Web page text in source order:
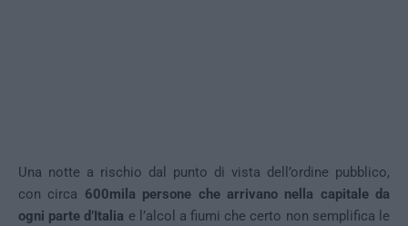
Una notte a rischio dal punto di vista dell’ordine pubblico,
con circa 600mila persone che arrivano nella capitale da
ogni parte d’Italia e l’alcol a fiumi che certo non semplifica le